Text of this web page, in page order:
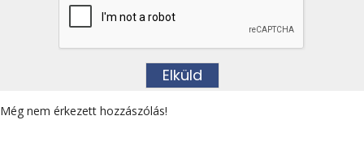
Még nem érkezett hozzászólás!